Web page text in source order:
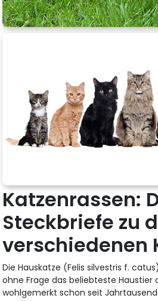
Katzenrassen:
Steckbriefe zu
verschiedenen
Die Hauskatze (Felis silvestris f.
ohne Frage das beliebteste Haustier
wohlgemerkt schon seit